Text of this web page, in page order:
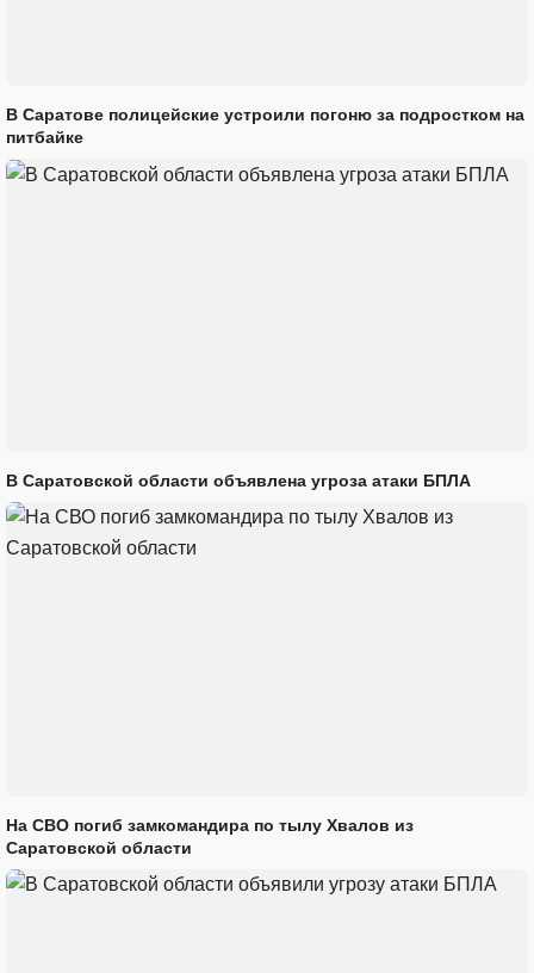
В Саратове полицейские устроили погоню за подростком на
питбайке
В Саратовской области объявлена угроза атаки БПЛА
На СВО погиб замкомандира по тылу Хвалов из
Саратовской области